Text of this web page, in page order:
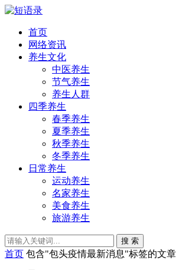
首页
网络资讯
养生文化
中医养生
节气养生
养生人群
四季养生
春季养生
夏季养生
秋季养生
冬季养生
日常养生
运动养生
名家养生
美食养生
旅游养生
搜 索
首页 包含"包头疫情最新消息"标签的文章